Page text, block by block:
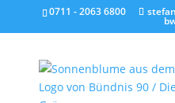
0711 - 2063 6800